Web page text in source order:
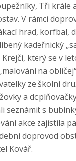
Tři krále
V rámci
hrad, korfbal,
kadeřnický
který se v
na
ze školní
a
seznámit s
akce zajistila
doprovod
Kovář.